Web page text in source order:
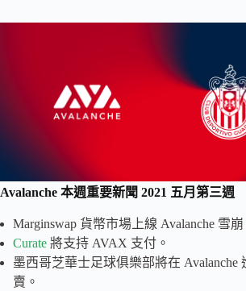
Avalanche 本週重要新聞 2021 五月第三週
Marginswap 貨幣市場上線 Avalanche 雪崩
Curate 將支持 AVAX 支付。
墨西哥芝華士足球俱樂部將在 Avalanche
賣。